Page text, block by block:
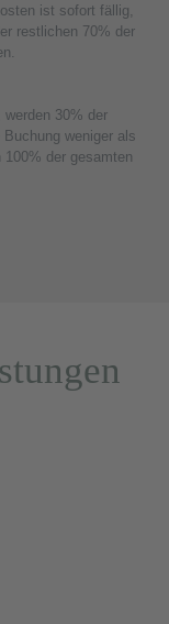
ist sofort fällig,
restlichen 70% der
30% der
weniger als
100% der gesamten